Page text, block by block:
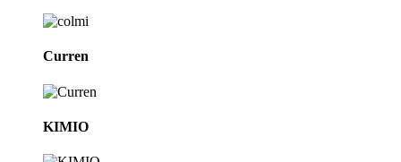
Curren
KIMIO